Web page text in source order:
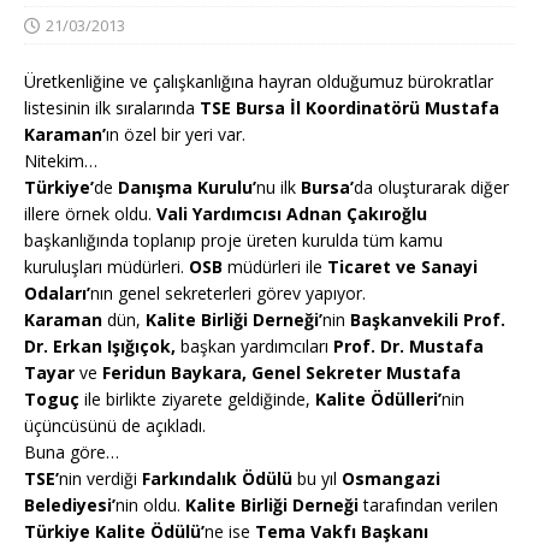
21/03/2013
Üretkenliğine ve çalışkanlığına hayran olduğumuz bürokratlar
listesinin ilk sıralarında TSE Bursa İl Koordinatörü Mustafa
Karaman’ın özel bir yeri var.
Nitekim…
Türkiye’de Danışma Kurulu’nu ilk Bursa’da oluşturarak diğer
illere örnek oldu. Vali Yardımcısı Adnan Çakıroğlu
başkanlığında toplanıp proje üreten kurulda tüm kamu
kuruluşları müdürleri. OSB müdürleri ile Ticaret ve Sanayi
Odaları’nın genel sekreterleri görev yapıyor.
Karaman dün, Kalite Birliği Derneği’nin Başkanvekili Prof.
Dr. Erkan Işığıçok, başkan yardımcıları Prof. Dr. Mustafa
Tayar ve Feridun Baykara, Genel Sekreter Mustafa
Toguç ile birlikte ziyarete geldiğinde, Kalite Ödülleri’nin
üçüncüsünü de açıkladı.
Buna göre…
TSE’nin verdiği Farkındalık Ödülü bu yıl Osmangazi
Belediyesi’nin oldu. Kalite Birliği Derneğitarafından verilen
Türkiye Kalite Ödülü’ne ise Tema Vakfı Başkanı